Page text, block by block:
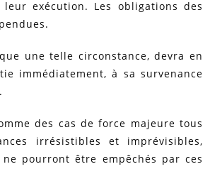
exécution. Les obligations des
une telle circonstance, devra en
immédiatement, à sa survenance
des cas de force majeure tous
irrésistibles et imprévisibles,
pourront être empêchés par ces